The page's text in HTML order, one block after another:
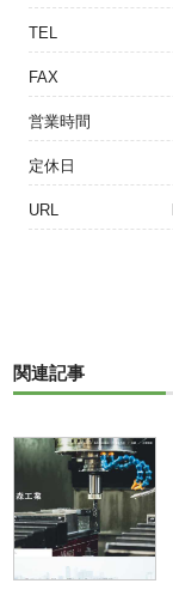
TEL
FAX
営業時間
定休日
URL
関連記事